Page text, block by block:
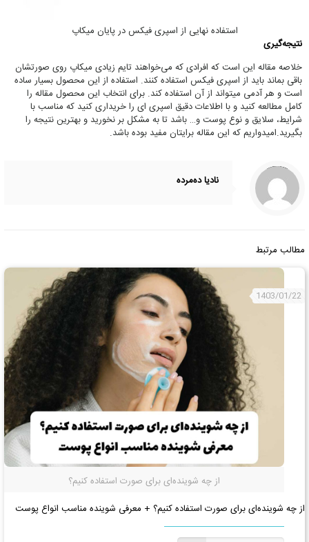
استفاده نهایی از اسپری فیکس در پایان میکاپ
نتیجه‌گیری
خلاصه مقاله این است که افرادی که می‌خواهند تایم زیادی میکاپ روی صورتشان
باقی بماند باید از اسپری فیکس استفاده کنند. استفاده از این محصول بسیار ساده
است و هر آدمی میتواند از آن استفاده کند. برای انتخاب این محصول مقاله را
کامل مطالعه کنید و با اطلاعات دقیق اسپری ای را خریداری کنید که مناسب با
شرایط، سلایق و نوع پوست و… باشد تا به مشکل بر نخورید و بهترین نتیجه را
بگیرید.امیدواریم که این مقاله برایتان مفید بوده باشد.
Notice
/home10/shikbagi/public_html/wp-content/themes/betheme/includes/content-single.php
on line
288
نادیا ده‌مرده
مطالب مرتبط
از چه شوینده‌ای برای صورت استفاده کنیم؟
1403/01/22
از چه شوینده‌ای برای صورت استفاده کنیم؟ + معرفی شوینده مناسب انواع پوست